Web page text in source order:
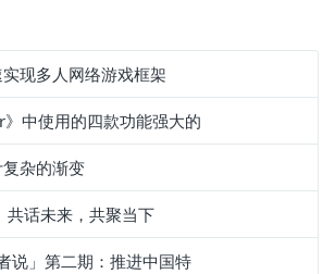
现多人网络游戏框架
》中使用的四款功能强大的
杂的渐变
共话未来，共聚当下
说」第二期：推进中国特